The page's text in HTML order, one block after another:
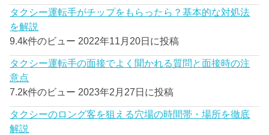
タクシー運転手がチップをもらったら？基本的な対処法
を解説
9.4k件のビュー 2022年11月20日に投稿
タクシー運転手の面接でよく聞かれる質問と面接時の注
意点
7.2k件のビュー 2023年2月27日に投稿
タクシーのロング客を狙える穴場の時間帯・場所を徹底
解説